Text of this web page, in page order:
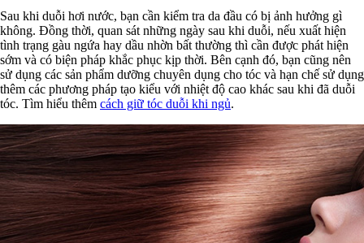
Sau khi duỗi hơi nước, bạn cần kiểm tra da đầu có bị ảnh hưởng gì
không. Đồng thời, quan sát những ngày sau khi duỗi, nếu xuất hiện
tình trạng gàu ngứa hay dầu nhờn bất thường thì cần được phát hiện
sớm và có biện pháp khắc phục kịp thời. Bên cạnh đó, bạn cũng nên
sử dụng các sản phẩm dưỡng chuyên dụng cho tóc và hạn chế sử dụng
thêm các phương pháp tạo kiểu với nhiệt độ cao khác sau khi đã duỗi
tóc. Tìm hiểu thêm cách giữ tóc duỗi khi ngủ.